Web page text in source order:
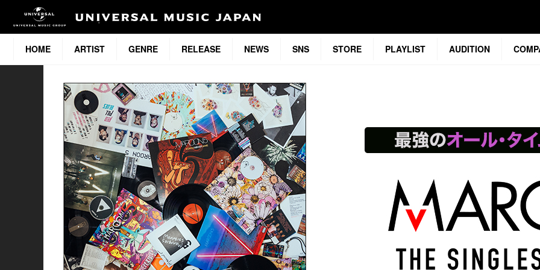
HOME ARTIST GENRE RELEASE NEWS SNS STORE PLAYLIST AUDITION